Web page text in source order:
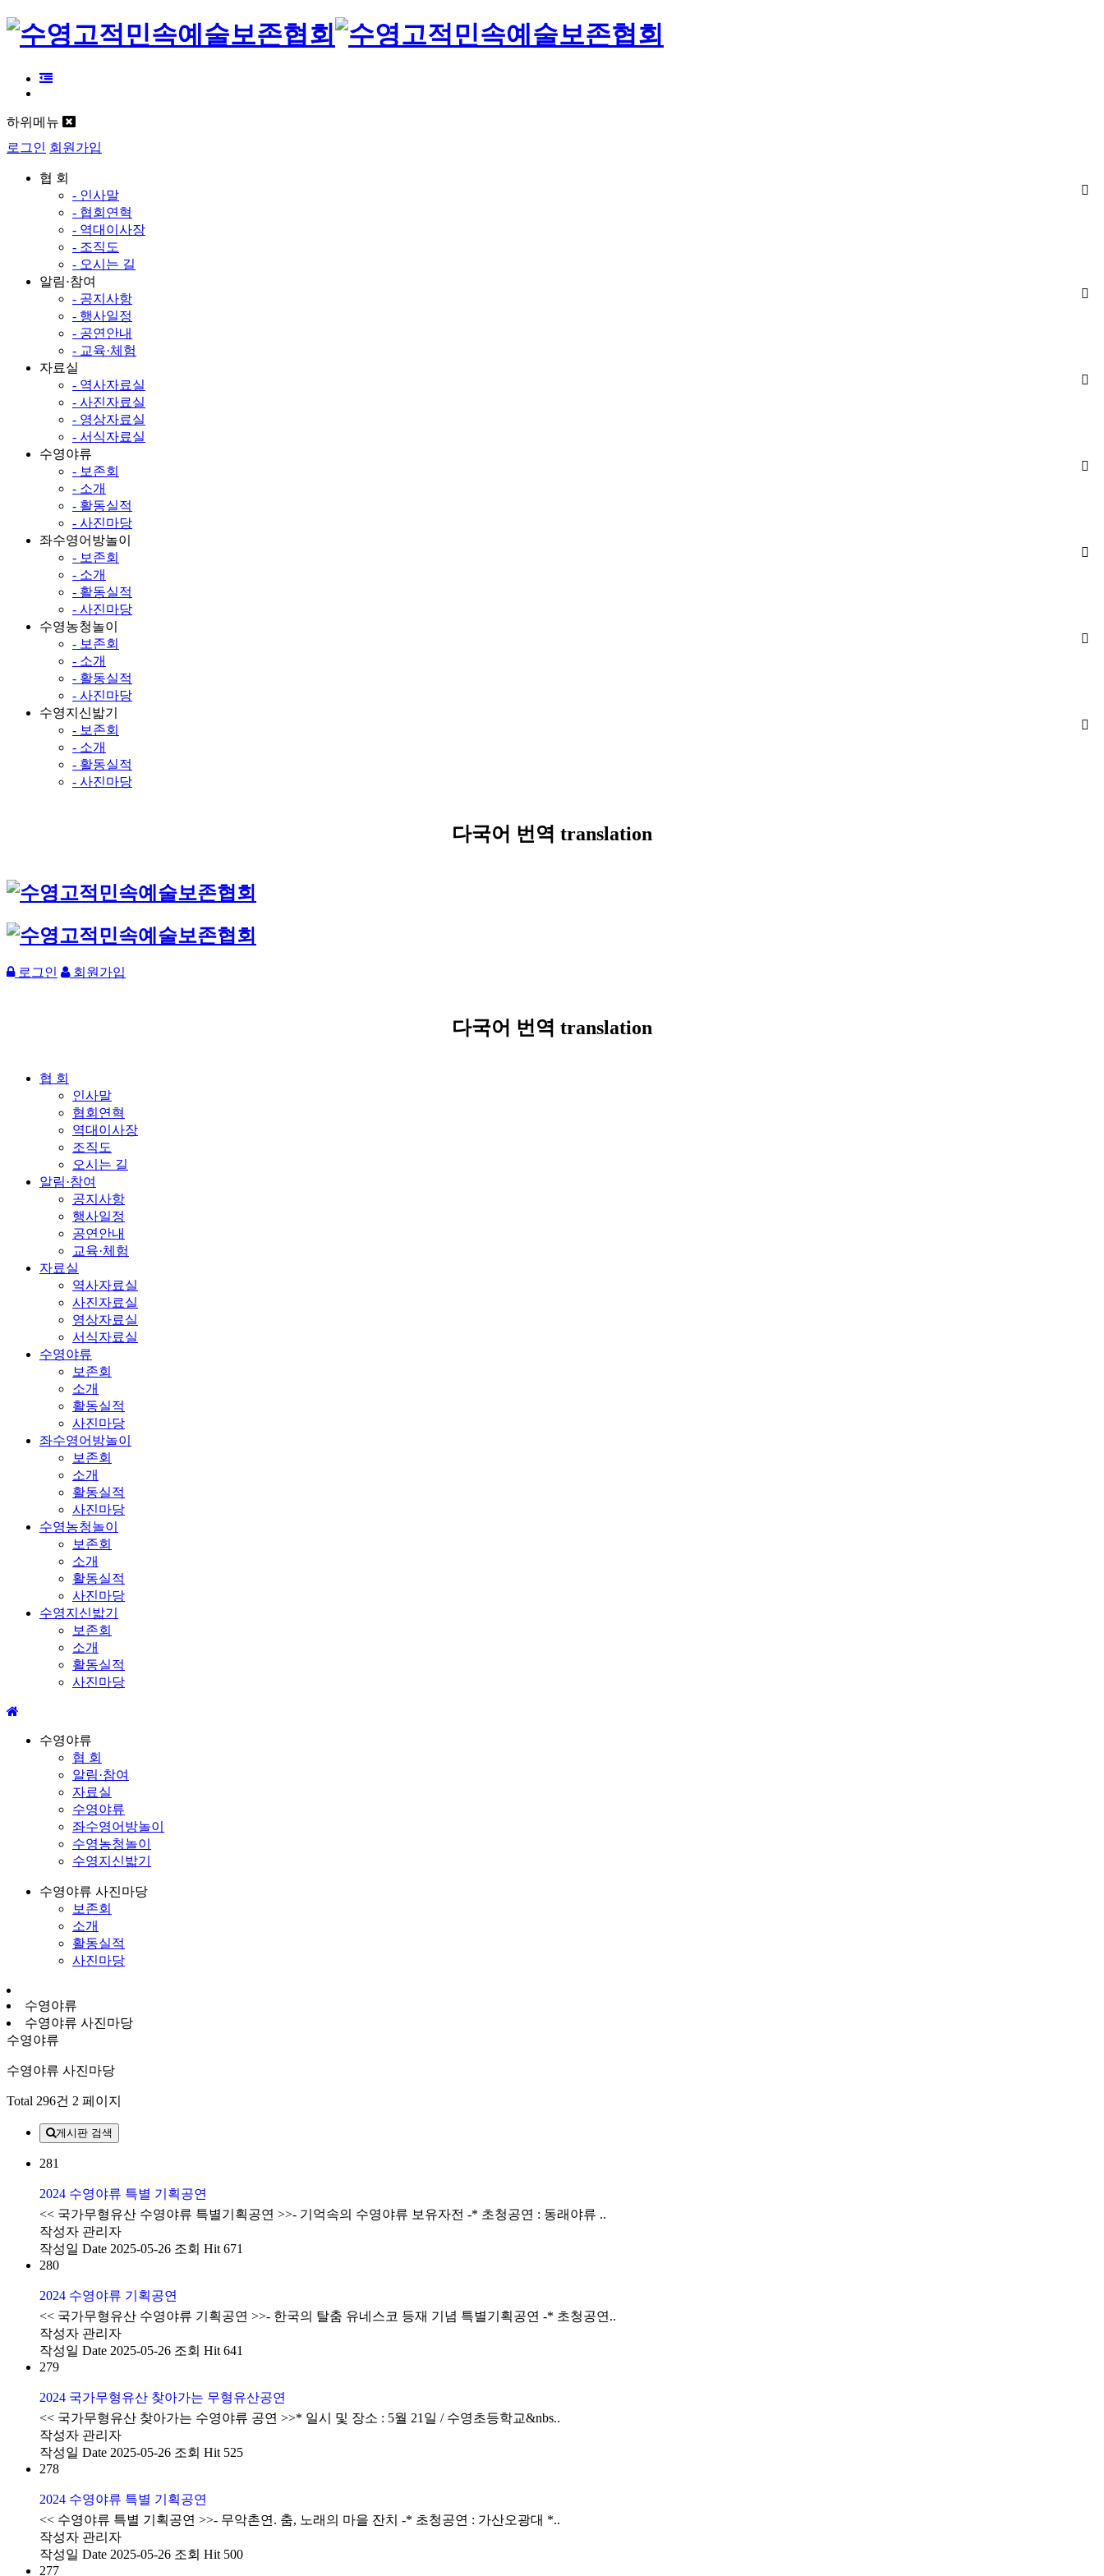
하위메뉴
로그인 회원가입
협 회
- 인사말
- 협회연혁
- 역대이사장
- 조직도
- 오시는 길
알림·참여
- 공지사항
- 행사일정
- 공연안내
- 교육·체험
자료실
- 역사자료실
- 사진자료실
- 영상자료실
- 서식자료실
수영야류
- 보존회
- 소개
- 활동실적
- 사진마당
좌수영어방놀이
- 보존회
- 소개
- 활동실적
- 사진마당
수영농청놀이
- 보존회
- 소개
- 활동실적
- 사진마당
수영지신밟기
- 보존회
- 소개
- 활동실적
- 사진마당
다국어 번역 translation
로그인 회원가입
다국어 번역 translation
협 회
인사말
협회연혁
역대이사장
조직도
오시는 길
알림·참여
공지사항
행사일정
공연안내
교육·체험
자료실
역사자료실
사진자료실
영상자료실
서식자료실
수영야류
보존회
소개
활동실적
사진마당
좌수영어방놀이
보존회
소개
활동실적
사진마당
수영농청놀이
보존회
소개
활동실적
사진마당
수영지신밟기
보존회
소개
활동실적
사진마당
수영야류
협 회
알림·참여
자료실
수영야류
좌수영어방놀이
수영농청놀이
수영지신밟기
수영야류 사진마당
보존회
소개
활동실적
사진마당
수영야류
수영야류 사진마당
수영야류
수영야류 사진마당
Total 296건 2 페이지
게시판 검색
281
2024 수영야류 특별 기획공연
<< 국가무형유산 수영야류 특별기획공연 >>- 기억속의 수영야류 보유자전 -* 초청공연 : 동래야류 ..
작성자 관리자
작성일 Date 2025-05-26 조회 Hit 671
280
2024 수영야류 기획공연
<< 국가무형유산 수영야류 기획공연 >>- 한국의 탈춤 유네스코 등재 기념 특별기획공연 -* 초청공연..
작성자 관리자
작성일 Date 2025-05-26 조회 Hit 641
279
2024 국가무형유산 찾아가는 무형유산공연
<< 국가무형유산 찾아가는 수영야류 공연 >>* 일시 및 장소 : 5월 21일 / 수영초등학교&nbs..
작성자 관리자
작성일 Date 2025-05-26 조회 Hit 525
278
2024 수영야류 특별 기획공연
<< 수영야류 특별 기획공연 >>- 무악촌연. 춤, 노래의 마을 잔치 -* 초청공연 : 가산오광대 *..
작성자 관리자
작성일 Date 2025-05-26 조회 Hit 500
277